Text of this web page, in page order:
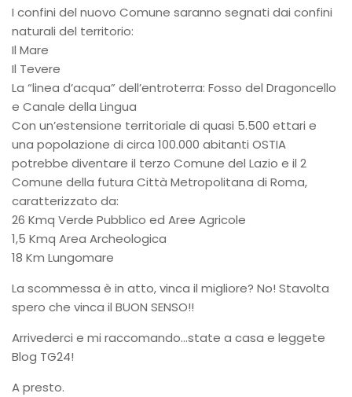
I confini del nuovo Comune saranno segnati dai confini
naturali del territorio:
Il Mare
Il Tevere
La “linea d’acqua” dell’entroterra: Fosso del Dragoncello
e Canale della Lingua
Con un’estensione territoriale di quasi 5.500 ettari e
una popolazione di circa 100.000 abitanti OSTIA
potrebbe diventare il terzo Comune del Lazio e il 2
Comune della futura Città Metropolitana di Roma,
caratterizzato da:
26 Kmq Verde Pubblico ed Aree Agricole
1,5 Kmq Area Archeologica
18 Km Lungomare
La scommessa è in atto, vinca il migliore? No! Stavolta
spero che vinca il BUON SENSO!!
Arrivederci e mi raccomando…state a casa e leggete
Blog TG24!
A presto.